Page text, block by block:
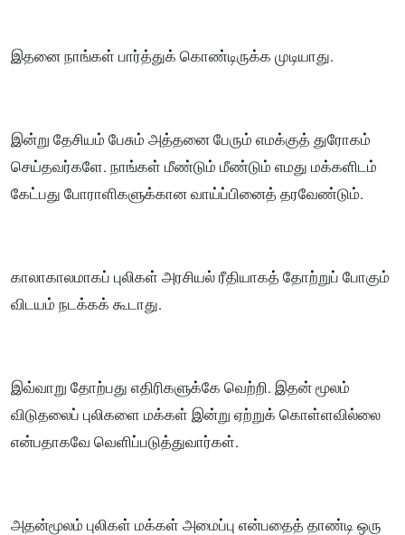
இதனை நாங்கள் பார்த்துக் கொண்டிருக்க முடியாது.
இன்று தேசியம் பேசும் அத்தனை பேரும் எமக்குத் துரோகம்
செய்தவர்களே. நாங்கள் மீண்டும் மீண்டும் எமது மக்களிடம்
கேட்பது போராளிகளுக்கான வாய்ப்பினைத் தரவேண்டும்.
காலாகாலமாகப் புலிகள் அரசியல் ரீதியாகத் தோற்றுப் போகும்
விடயம் நடக்கக் கூடாது.
இவ்வாறு தோற்பது எதிரிகளுக்கே வெற்றி. இதன் மூலம்
விடுதலைப் புலிகளை மக்கள் இன்று ஏற்றுக் கொள்ளவில்லை
என்பதாகவே வெளிப்படுத்துவார்கள்.
அதன்மூலம் புலிகள் மக்கள் அமைப்பு என்பதைத் தாண்டி ஒரு